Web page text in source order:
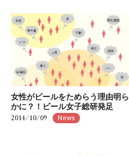
女性がビールをためらう理由明ら
かに？！ビール女子総研発足
2014/10/09 News